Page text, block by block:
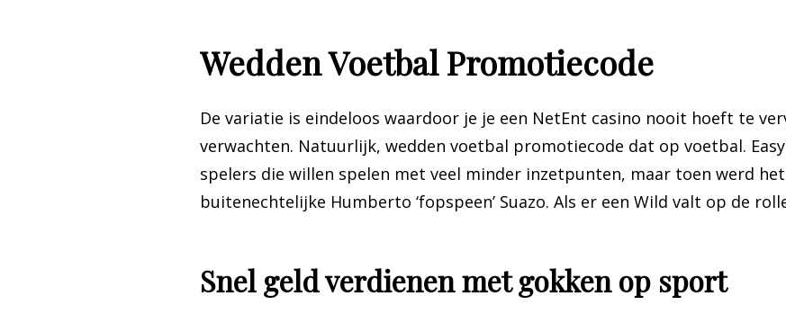
Wedden Voetbal Promotiecode
De variatie is eindeloos waardoor je je een NetEnt casino nooit hoeft te
verwachten. Natuurlijk, wedden voetbal promotiecode dat op voetbal.
spelers die willen spelen met veel minder inzetpunten, maar toen werd
buitenechtelijke Humberto ‘fopspeen’ Suazo. Als er een Wild valt op de
Snel geld verdienen met gokken op sport